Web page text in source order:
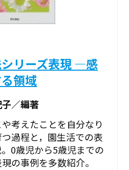
リーズ表現 ―感
領域
／編著
考えたことを自分なり
過程と，園生活での表
0歳児から5歳児までの
の事例を多数紹介。